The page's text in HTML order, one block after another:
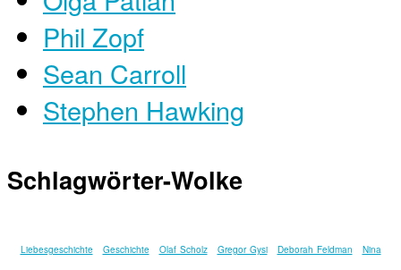
Phil Zopf
Sean Carroll
Stephen Hawking
Schlagwörter-Wolke
Liebesgeschichte Geschichte Olaf Scholz Gregor Gysi Deborah Feldman Nina